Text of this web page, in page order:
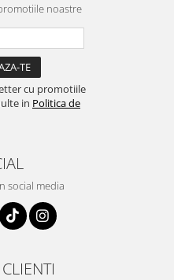
noastre
cu promotiile
in Politica de
social media